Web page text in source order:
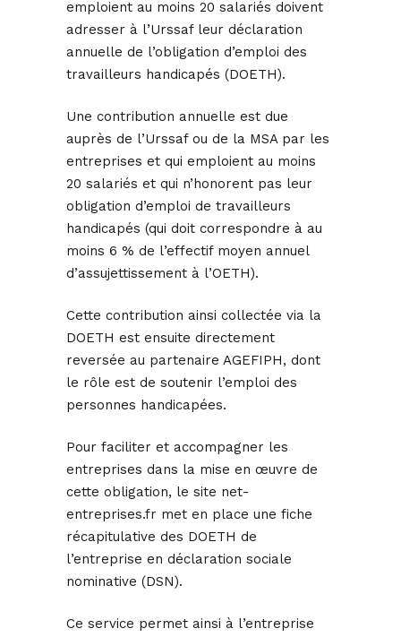
emploient au moins 20 salariés doivent
adresser à l’Urssaf leur déclaration
annuelle de l’obligation d’emploi des
travailleurs handicapés (DOETH).
Une contribution annuelle est due
auprès de l’Urssaf ou de la MSA par les
entreprises et qui emploient au moins
20 salariés et qui n’honorent pas leur
obligation d’emploi de travailleurs
handicapés (qui doit correspondre à au
moins 6 % de l’effectif moyen annuel
d’assujettissement à l’OETH).
Cette contribution ainsi collectée via la
DOETH est ensuite directement
reversée au partenaire AGEFIPH, dont
le rôle est de soutenir l’emploi des
personnes handicapées.
Pour faciliter et accompagner les
entreprises dans la mise en œuvre de
cette obligation, le site net-
entreprises.fr met en place une fiche
récapitulative des DOETH de
l’entreprise en déclaration sociale
nominative (DSN).
Ce service permet ainsi à l’entreprise